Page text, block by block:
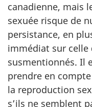
canadienne, mais
sexuée risque de
persistance, en
immédiat sur
susmentionnés. Il
prendre en
la reproduction
s’ils ne semblent